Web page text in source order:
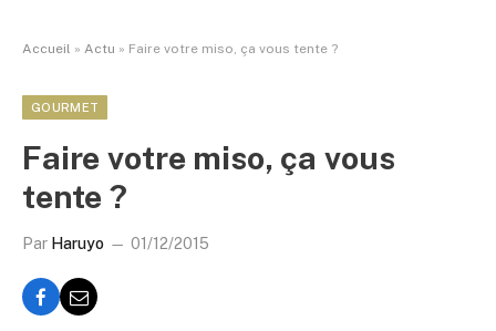
Accueil » Actu » Faire votre miso, ça vous tente ?
GOURMET
Faire votre miso, ça vous
tente ?
Par Haruyo 01/12/2015